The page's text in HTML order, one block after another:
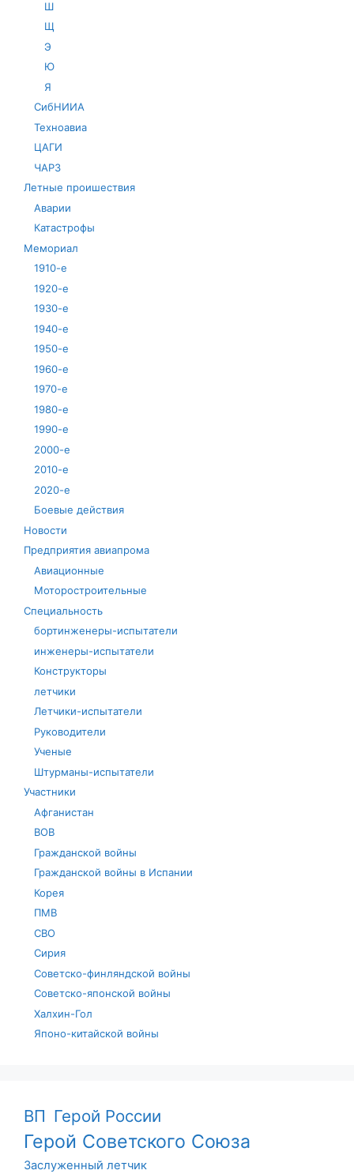
Ш
Щ
Э
Ю
Я
СибНИИА
Техноавиа
ЦАГИ
ЧАРЗ
Летные проишествия
Аварии
Катастрофы
Мемориал
1910-е
1920-е
1930-е
1940-е
1950-е
1960-е
1970-е
1980-е
1990-е
2000-е
2010-е
2020-е
Боевые действия
Новости
Предприятия авиапрома
Авиационные
Моторостроительные
Специальность
бортинженеры-испытатели
инженеры-испытатели
Конструкторы
летчики
Летчики-испытатели
Руководители
Ученые
Штурманы-испытатели
Участники
Афганистан
ВОВ
Гражданской войны
Гражданской войны в Испании
Корея
ПМВ
СВО
Сирия
Советско-финляндской войны
Советско-японской войны
Халхин-Гол
Японо-китайской войны
ВП Герой России
Герой Советского Союза
Заслуженный летчик